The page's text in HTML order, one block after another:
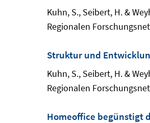
Kuhn, S., Seibert, H. &
Regionalen
Struktur und
Kuhn, S., Seibert, H. &
Regionalen
Homeoffice begünstigt